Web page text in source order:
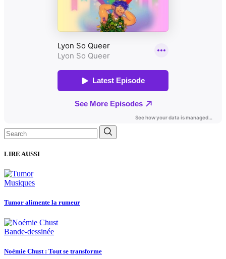
Search
for:
LIRE AUSSI
Musiques
Tumor alimente la rumeur
Bande-dessinée
Noémie Chust : Tout se transforme